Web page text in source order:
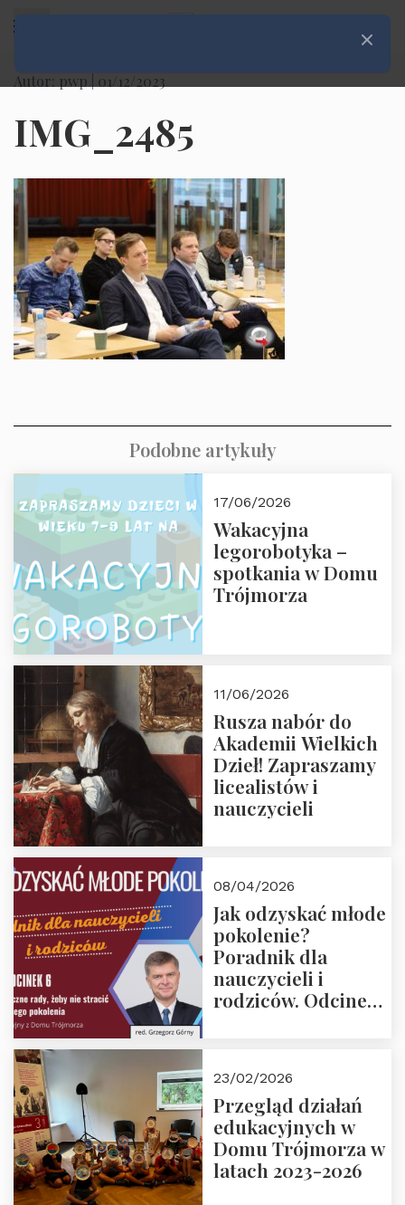
Autor: pwp | 01/12/2023
IMG_2485
Podobne artykuły
17/06/2026
Wakacyjna
legorobotyka –
spotkania w Domu
Trójmorza
11/06/2026
Rusza nabór do
Akademii Wielkich
Dzieł! Zapraszamy
licealistów i
nauczycieli
08/04/2026
Jak odzyskać młode
pokolenie?
Poradnik dla
nauczycieli i
rodziców. Odcinek
Rozmawiają red.
Grzegorz Górny i
prof. Michał
Łuczewski
23/02/2026
Przegląd działań
edukacyjnych w
Domu Trójmorza w
latach 2023-2026
Zamknij